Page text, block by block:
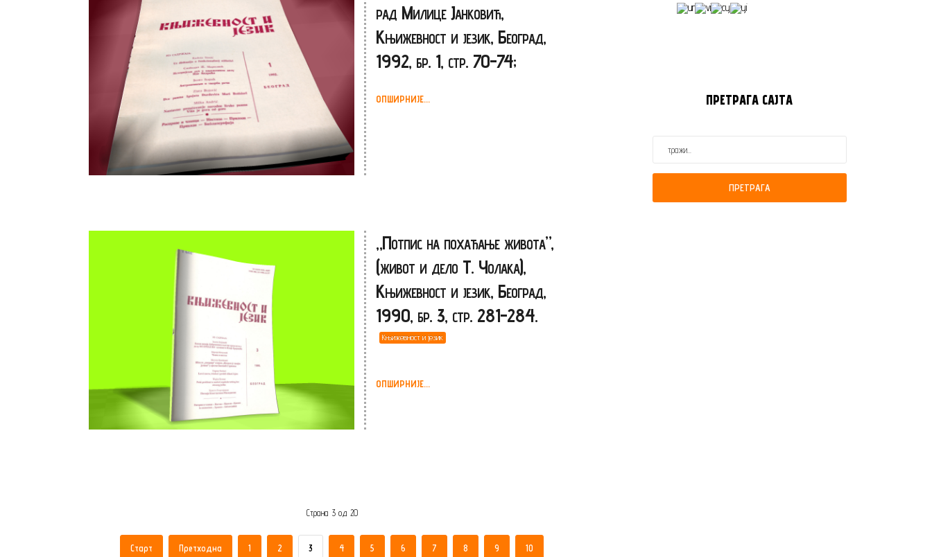
рад Милице Јанковић,
Књижевност и језик, Београд,
1992, бр. 1, стр. 70-74;
ОПШИРНИЈЕ...
„Потпис на похађање живота”,
(живот и дело Т. Чолака),
Књижевност и језик, Београд,
1990, бр. 3, стр. 281-284.
Књижевност и језик
ОПШИРНИЈЕ...
Страна 3 од 20
Старт Претходна 1 2 3 4 5 6 7 8 9 10
ПРЕТРАГА САЈТА
ПРЕТРАГА